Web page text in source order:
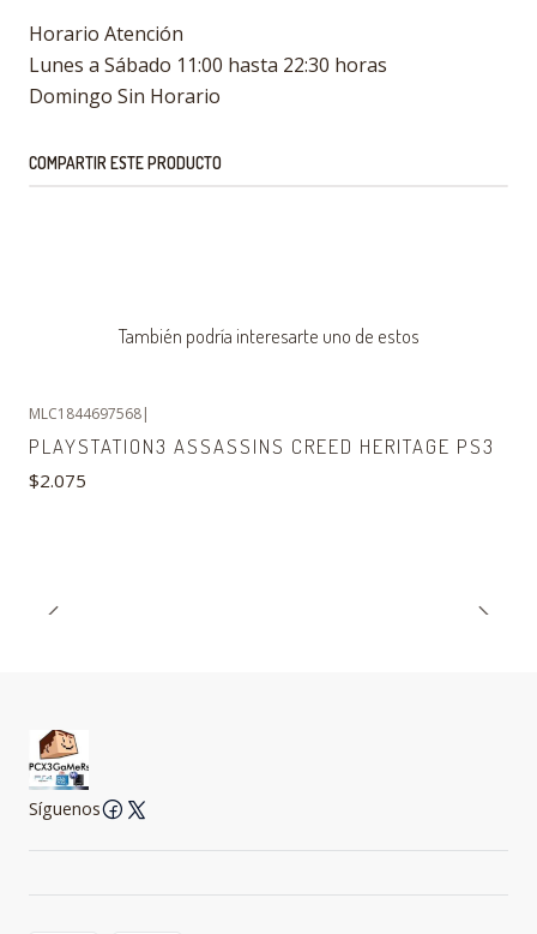
Horario Atención
Lunes a Sábado 11:00 hasta 22:30 horas
Domingo Sin Horario
COMPARTIR ESTE PRODUCTO
También podría interesarte uno de estos
MLC1844697568|
PLAYSTATION3 ASSASSINS CREED HERITAGE PS3
$2.075
Síguenos